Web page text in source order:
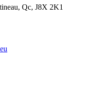
Qc, J8X 2K1